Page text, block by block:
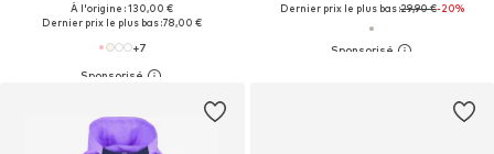
À l'origine : 130,00 €
Dernier prix le plus bas :78,00 €
+7
Dernier prix le plus bas :29,90 €-20%